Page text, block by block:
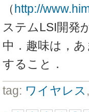
（ http://
ステムLSI開発
中．趣味は，
すること．
tag: ワイヤレス ,